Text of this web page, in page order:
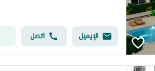
الإيميل اتصل